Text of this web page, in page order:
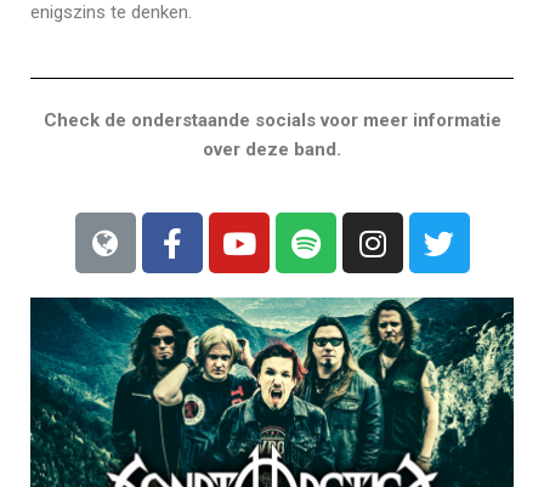
enigszins te denken.
Check de onderstaande socials voor meer informatie
over deze band.